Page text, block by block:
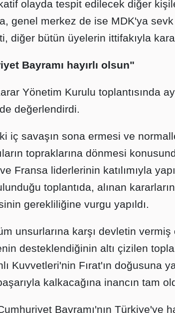
olayda tespit edilecek diğer
genel merkez de ise MDK'ya
diğer bütün üyelerin ittifakıyla
Bayramı hayırlı olsun"
Yönetim Kurulu toplantısında
değerlendirdi.
iç savaşın sona ermesi ve
topraklarına dönmesi
Fransa liderlerinin katılımıyla
toplantıda, alınan
gerekliliğine vurgu yapıldı.
unsurlarına karşı devletin
desteklendiğinin altı çizilen
Kuvvetleri'nin Fırat'ın doğusuna
kalkacağına inancın tam
Bayramı'nın Türkiye'ye